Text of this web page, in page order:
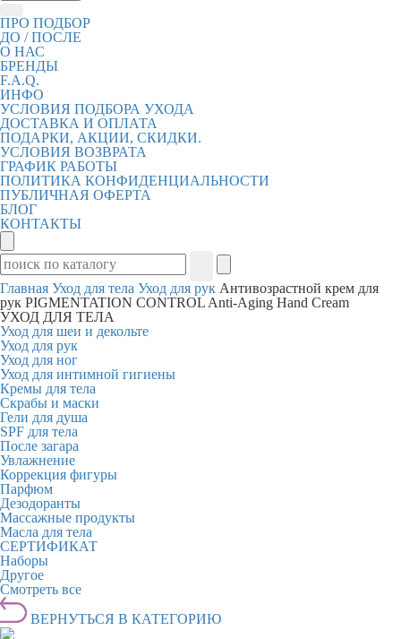
ПРО ПОДБОР
ДО / ПОСЛЕ
О НАС
БРЕНДЫ
F.A.Q.
ИНФО
УСЛОВИЯ ПОДБОРА УХОДА
ДОСТАВКА И ОПЛАТА
ПОДАРКИ, АКЦИИ, СКИДКИ.
УСЛОВИЯ ВОЗВРАТА
ГРАФИК РАБОТЫ
ПОЛИТИКА КОНФИДЕНЦИАЛЬНОСТИ
ПУБЛИЧНАЯ ОФЕРТА
БЛОГ
КОНТАКТЫ
Главная Уход для тела Уход для рук Антивозрастной крем для
рук PIGMENTATION CONTROL Anti-Aging Hand Cream
УХОД ДЛЯ ТЕЛА
Уход для шеи и декольте
Уход для рук
Уход для ног
Уход для интимной гигиены
Кремы для тела
Скрабы и маски
Гели для душа
SPF для тела
После загара
Увлажнение
Коррекция фигуры
Парфюм
Дезодоранты
Массажные продукты
Масла для тела
СЕРТИФИКАТ
Наборы
Другое
Смотреть все
ВЕРНУТЬСЯ В КАТЕГОРИЮ